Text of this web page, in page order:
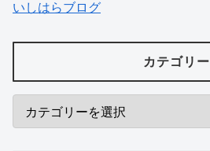
いしはらブログ
カテゴリー